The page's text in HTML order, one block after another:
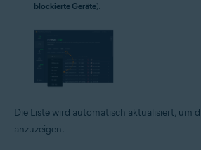
blockierte Geräte).
Die Liste wird automatisch aktualisiert, um
anzuzeigen.